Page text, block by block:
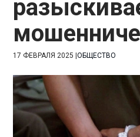
17 ФЕВРАЛЯ 2025 |ОБЩЕСТВО